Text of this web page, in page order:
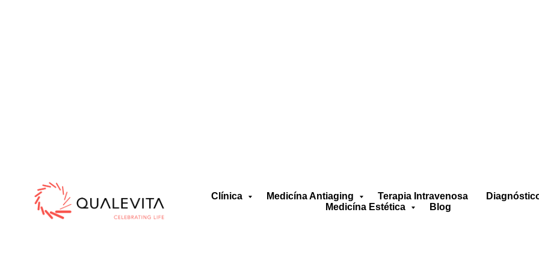
Clínica Medicína Antiaging Terapia Intravenosa
Medicína Estética
Blog